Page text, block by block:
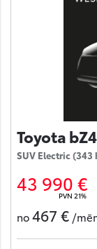
Toyota
SUV Electric (343
43 990 €
PVN 21%
no467 € /